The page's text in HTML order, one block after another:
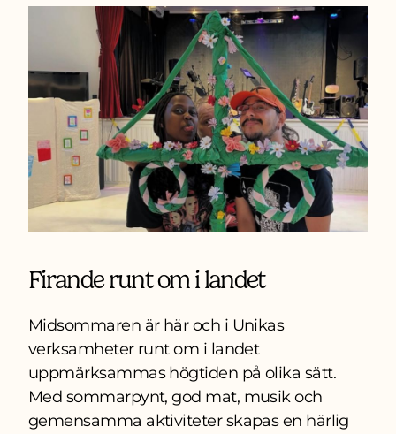
Firande runt om i landet
Midsommaren är här och i Unikas
verksamheter runt om i landet
uppmärksammas högtiden på olika sätt.
Med sommarpynt, god mat, musik och
gemensamma aktiviteter skapas en härlig